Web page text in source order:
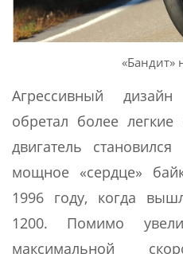
«Бандит»
Агрессивный
обретал более
двигатель
мощное «сердце»
1996 году, когда
1200. Помимо
максимальной